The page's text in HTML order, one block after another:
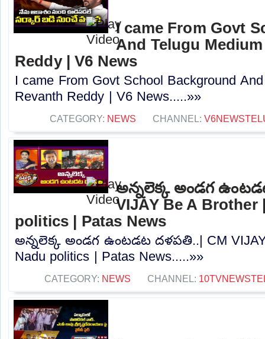
I came From Govt
And Telugu
Reddy | V6 News
I came From Govt School Background
Revanth Reddy | V6 News.....»»
CATEGORY: NEWS CHANNEL:
అన్నలెక్క అండగ
VIJAY Be A Brother
politics | Patas News
అన్నలెక్క అండగ ఉంటడట దళపతి..| CM VIJAY
Nadu politics | Patas News.....»»
CATEGORY: NEWS CHANNEL: